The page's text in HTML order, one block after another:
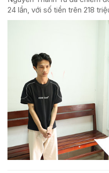
24 lần, với số tiền trên 218